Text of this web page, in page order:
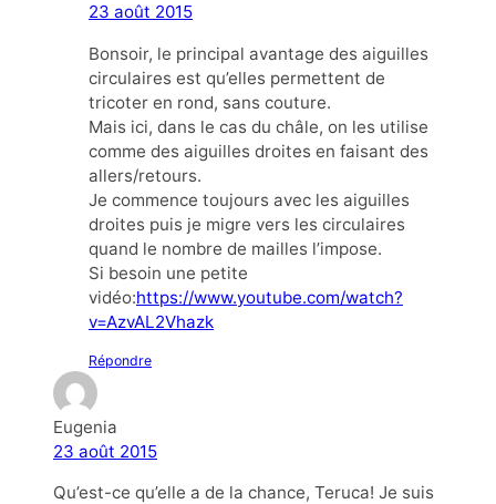
23 août 2015
Bonsoir, le principal avantage des aiguilles
circulaires est qu’elles permettent de
tricoter en rond, sans couture.
Mais ici, dans le cas du châle, on les utilise
comme des aiguilles droites en faisant des
allers/retours.
Je commence toujours avec les aiguilles
droites puis je migre vers les circulaires
quand le nombre de mailles l’impose.
Si besoin une petite
vidéo:https://www.youtube.com/watch?
v=AzvAL2Vhazk
Répondre
Eugenia
23 août 2015
Qu’est-ce qu’elle a de la chance, Teruca! Je suis